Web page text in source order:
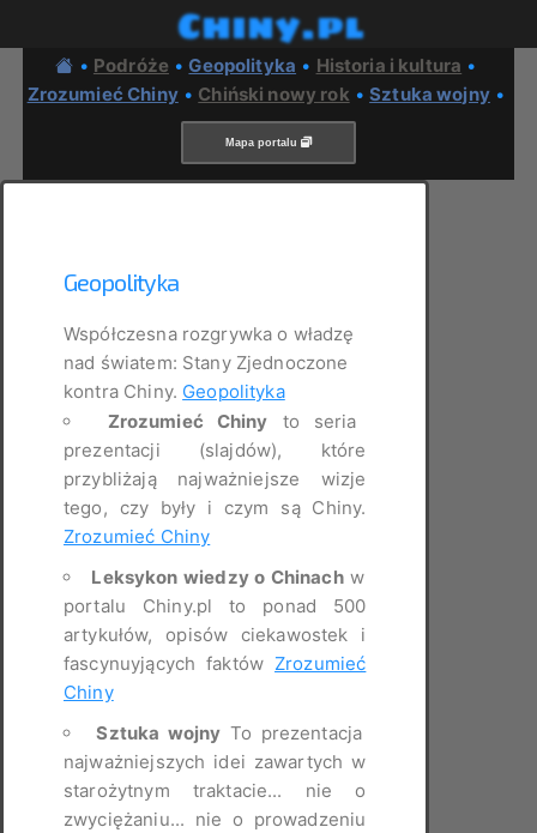
Chiny.pl
• Podróże •Geopolityka • Historia i kultura •
Zrozumieć Chiny• Chiński nowy rok •Sztuka wojny•
Mapa portalu
Geopolityka
Współczesna rozgrywka o władzę
nad światem: Stany Zjednoczone
kontra Chiny. Geopolityka
Zrozumieć Chiny to seria
prezentacji (slajdów), które
przybliżają najważniejsze wizje
tego, czy były i czym są Chiny.
Zrozumieć Chiny
Leksykon wiedzy o Chinachw
portalu Chiny.pl to ponad 500
artykułów, opisów ciekawostek i
fascynuyjących faktów Zrozumieć
Chiny
Sztuka wojny To prezentacja
najważniejszych idei zawartych w
starożytnym traktacie... nie o
zwyciężaniu... nie o prowadzeniu